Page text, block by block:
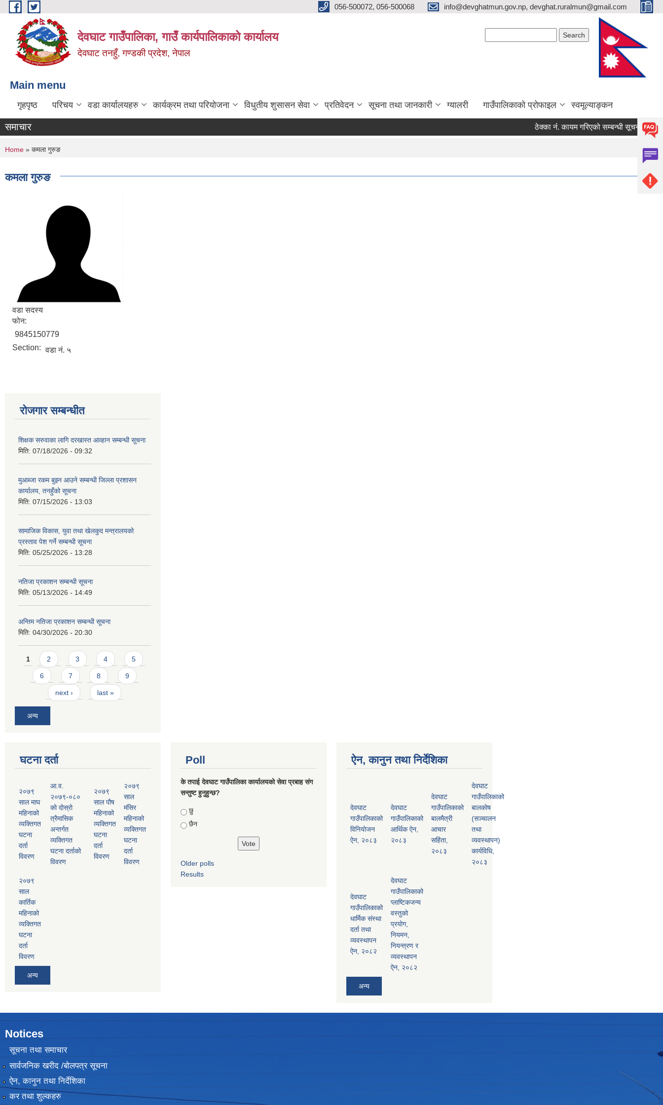
Skip to main content 056-500072, 056-500068 info@devghatmun.gov.np, devghat.ruralmun@gmail.com
देवघाट गाउँपालिका, गाउँ कार्यपालिकाको कार्यालय
देवघाट तनहुँ, गण्डकी प्रदेश, नेपाल
Main menu
गृहपृष्ठ परिचय वडा कार्यालयहरु कार्यक्रम तथा परियोजना विधुतीय शुसासन सेवा प्रतिवेदन सूचना तथा जानकारी ग्यालरी गाउँपालिकाको प्रोफाइल स्वमूल्याङ्कन
समाचार ठेक्का नंं. कायम गरिएको सम्बन्धी सूचना !
You are here
Home » कमला गुरुङ
कमला गुरुङ
वडा सदस्य
फोन:
9845150779
Section: वडा नं. ५
रोजगार सम्बन्धीत
शिक्षक सरुवाका लागि दरखास्त आव्हान सम्बन्धी सूचना
मिति: 07/18/2026 - 09:32
मुआब्जा रकम बुझ्न आउने सम्बन्धी जिल्ला प्रशासन
कार्यालय, तनहुँको सूचना
मिति: 07/15/2026 - 13:03
सामाजिक विकास, युवा तथा खेलकुद मन्त्रालयको
प्रस्ताव पेश गर्ने सम्बन्धी सूचना
मिति: 05/25/2026 - 13:28
नतिजा प्रकाशन सम्बन्धी सूचना
मिति: 05/13/2026 - 14:49
अन्तिम नतिजा प्रकाशन सम्बन्धी सूचना
मिति: 04/30/2026 - 20:30
Pages
1 2 3 4 5
6 7 8 9
next › last »
अन्य
घटना दर्ता
२०७९
साल माघ
महिनाको
व्यक्तिगत
घटना
दर्ता
विवरण
आ.व.
२०७९-०८०
को दोस्रो
त्रैमासिक
अन्तर्गत
व्यक्तिगत
घटना दर्ताको
विवरण
२०७९
साल पौष
महिनाको
व्यक्तिगत
घटना
दर्ता
विवरण
२०७९
साल
मंसिर
महिनाको
व्यक्तिगत
घटना
दर्ता
विवरण
२०७९
साल
कार्तिक
महिनाको
व्यक्तिगत
घटना
दर्ता
विवरण
अन्य
Poll
के तपाई देवघाट गाउँपालिका कार्यालयको सेवा प्रबाह संग
सन्तुष्ट हुनुहुन्छ?
Choices
छु
छैन
Older polls
Results
ऐन, कानुन तथा निर्देशिका
देवघाट
गाउँपालिकाको
विनियोजन
ऐन, २०८३
देवघाट
गाउँपालिकाको
आर्थिक ऐन,
२०८३
देवघाट
गाउँपालिकाको
बालमैत्री
आचार
सहिंता,
२०८३
देवघाट
गाउँपालिकाको
बालकोष
(सञ्चालन
तथा
व्यवस्थापन)
कार्यविधि,
२०८३
देवघाट
गाउँपालिकाको
धार्मिक संस्था
दर्ता तथा
व्यवस्थापन
ऐन, २०८२
देवघाट
गाउँपालिकाको
प्लाष्टिकजन्य
वस्तुको
प्रयोग,
नियमन,
नियन्त्रण र
व्यवस्थापन
ऐन, २०८२
अन्य
Notices
सूचना तथा समाचार
सार्वजनिक खरीद /बोलपत्र सूचना
ऐन, कानुन तथा निर्देशिका
कर तथा शुल्कहरु